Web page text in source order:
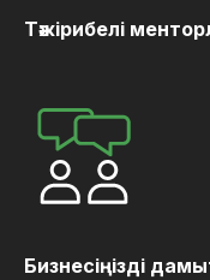
Тәжірибелі
Бизнесіңізді